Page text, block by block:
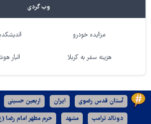
وب گردی
مزایده خودرو
هزینه سفر به کربلا انبار
آستان قدس رضوی ایران اربعین حسینی
دونالد ترامپ مشهد حرم مطهر امام رضا